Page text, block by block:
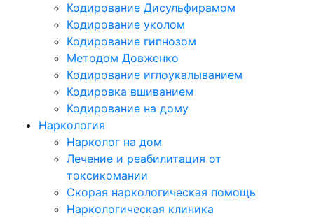
Кодирование Дисульфирамом
Кодирование уколом
Кодирование гипнозом
Методом Довженко
Кодирование иглоукалыванием
Кодировка вшиванием
Кодирование на дому
Наркология
Нарколог на дом
Лечение и реабилитация от
токсикомании
Скорая наркологическая помощь
Наркологическая клиника